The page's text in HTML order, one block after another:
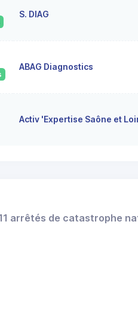
S. DIAG
ABAG Diagnostics
Activ 'Expertise Saône et
arrêtés de catastrophe